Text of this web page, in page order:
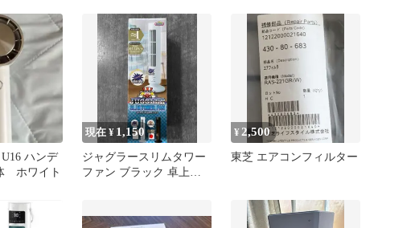
ハンデ
ホワイト
現在 ¥ 1,150
ジャグラースリムタワー
ファン ブラック 卓上扇
¥ 2,500
東芝 エアコンフィルター